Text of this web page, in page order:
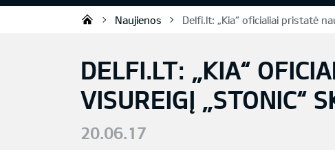
UAB „Kia Auto“
Naujienos Delfi.lt: „Kia“ oficialiai pristatė
DELFI.LT: „KIA“
VISUREIGĮ „STONIC“
20.06.17